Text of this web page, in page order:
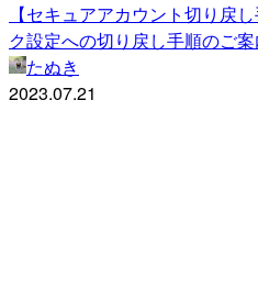
【セキュアアカウント切り戻
ク設定への切り戻し手順のご
たぬき
2023.07.21